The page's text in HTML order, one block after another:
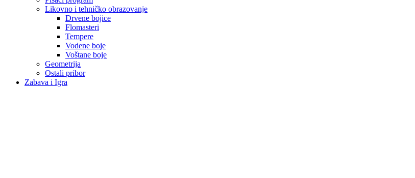
Likovno i tehničko obrazovanje
Drvene bojice
Flomasteri
Tempere
Vodene boje
Voštane boje
Geometrija
Ostali pribor
Zabava i Igra